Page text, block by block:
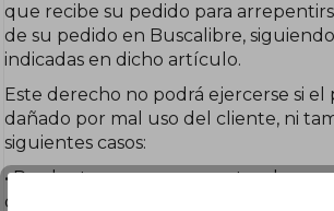
que recibe su pedido para
de su pedido en Buscalibre,
indicadas en dicho artículo.
Este derecho no podrá ejercerse si
dañado por mal uso del cliente, ni
siguientes casos:
• Productos que, por su naturaleza,
devueltos o que pueden deteriorarse